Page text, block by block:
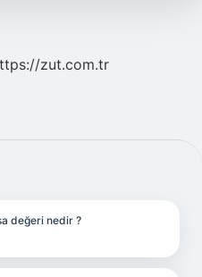
zut.com.tr
değeri nedir ?